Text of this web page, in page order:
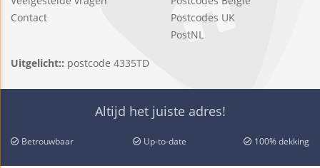
Contact
Postcodes UK
PostNL
Uitgelicht:: postcode 4335TD
Altijd het juiste adres!
Betrouwbaar Up-to-date 100% dekking